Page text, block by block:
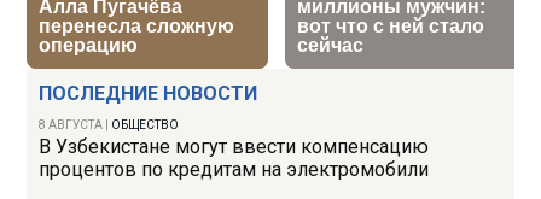
ПОСЛЕДНИЕ НОВОСТИ
8 АВГУСТА ОБЩЕСТВО
В Узбекистане могут ввести компенсацию
процентов по кредитам на электромобили